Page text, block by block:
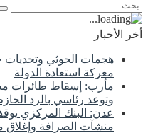
أخر الأخبار
هجمات الحوثي
معركة استعادة الدولة
مأرب: إسقاط طائرات
وتوعد رئاسي بالرد
عدن: البنك المركزي
منشآت الصرافة وإغلاق